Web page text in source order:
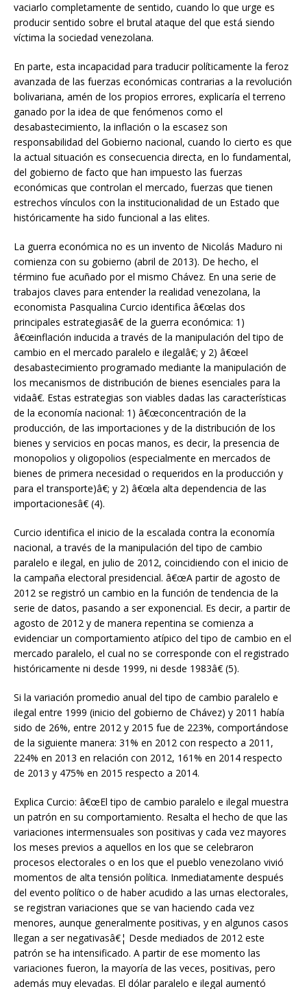
vaciarlo completamente de sentido, cuando lo que urge es
producir sentido sobre el brutal ataque del que está siendo
víctima la sociedad venezolana.
En parte, esta incapacidad para traducir políticamente la feroz
avanzada de las fuerzas económicas contrarias a la revolución
bolivariana, amén de los propios errores, explicaría el terreno
ganado por la idea de que fenómenos como el
desabastecimiento, la inflación o la escasez son
responsabilidad del Gobierno nacional, cuando lo cierto es que
la actual situación es consecuencia directa, en lo fundamental,
del gobierno de facto que han impuesto las fuerzas
económicas que controlan el mercado, fuerzas que tienen
estrechos vínculos con la institucionalidad de un Estado que
históricamente ha sido funcional a las elites.
La guerra económica no es un invento de Nicolás Maduro ni
comienza con su gobierno (abril de 2013). De hecho, el
término fue acuñado por el mismo Chávez. En una serie de
trabajos claves para entender la realidad venezolana, la
economista Pasqualina Curcio identifica â€œlas dos
principales estrategiasâ€ de la guerra económica: 1)
â€œinflación inducida a través de la manipulación del tipo de
cambio en el mercado paralelo e ilegalâ€; y 2) â€œel
desabastecimiento programado mediante la manipulación de
los mecanismos de distribución de bienes esenciales para la
vidaâ€. Estas estrategias son viables dadas las características
de la economía nacional: 1) â€œconcentración de la
producción, de las importaciones y de la distribución de los
bienes y servicios en pocas manos, es decir, la presencia de
monopolios y oligopolios (especialmente en mercados de
bienes de primera necesidad o requeridos en la producción y
para el transporte)â€; y 2) â€œla alta dependencia de las
importacionesâ€ (4).
Curcio identifica el inicio de la escalada contra la economía
nacional, a través de la manipulación del tipo de cambio
paralelo e ilegal, en julio de 2012, coincidiendo con el inicio de
la campaña electoral presidencial. â€œA partir de agosto de
2012 se registró un cambio en la función de tendencia de la
serie de datos, pasando a ser exponencial. Es decir, a partir de
agosto de 2012 y de manera repentina se comienza a
evidenciar un comportamiento atípico del tipo de cambio en el
mercado paralelo, el cual no se corresponde con el registrado
históricamente ni desde 1999, ni desde 1983â€ (5).
Si la variación promedio anual del tipo de cambio paralelo e
ilegal entre 1999 (inicio del gobierno de Chávez) y 2011 había
sido de 26%, entre 2012 y 2015 fue de 223%, comportándose
de la siguiente manera: 31% en 2012 con respecto a 2011,
224% en 2013 en relación con 2012, 161% en 2014 respecto
de 2013 y 475% en 2015 respecto a 2014.
Explica Curcio: â€œEl tipo de cambio paralelo e ilegal muestra
un patrón en su comportamiento. Resalta el hecho de que las
variaciones intermensuales son positivas y cada vez mayores
los meses previos a aquellos en los que se celebraron
procesos electorales o en los que el pueblo venezolano vivió
momentos de alta tensión política. Inmediatamente después
del evento político o de haber acudido a las urnas electorales,
se registran variaciones que se van haciendo cada vez
menores, aunque generalmente positivas, y en algunos casos
llegan a ser negativasâ€¦ Desde mediados de 2012 este
patrón se ha intensificado. A partir de ese momento las
variaciones fueron, la mayoría de las veces, positivas, pero
además muy elevadas. El dólar paralelo e ilegal aumentó